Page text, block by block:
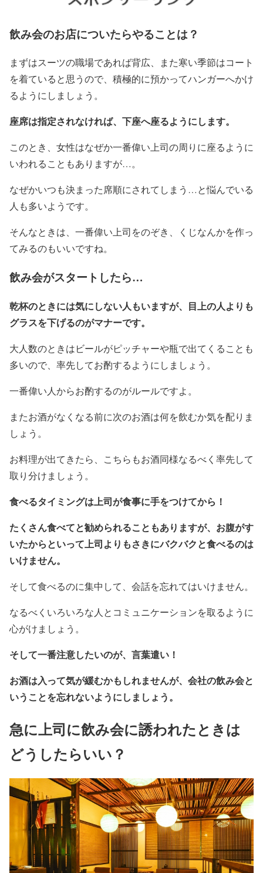
飲み会のお店についたらやることは？
まずはスーツの職場であれば背広、また寒い季節はコート
を着ていると思うので、積極的に預かってハンガーへかけ
るようにしましょう。
座席は指定されなければ、下座へ座るようにします。
このとき、女性はなぜか一番偉い上司の周りに座るように
いわれることもありますが…。
なぜかいつも決まった席順にされてしまう…と悩んでいる
人も多いようです。
そんなときは、一番偉い上司をのぞき、くじなんかを作っ
てみるのもいいですね。
飲み会がスタートしたら…
乾杯のときには気にしない人もいますが、目上の人よりも
グラスを下げるのがマナーです。
大人数のときはビールがピッチャーや瓶で出てくることも
多いので、率先してお酌するようにしましょう。
一番偉い人からお酌するのがルールですよ。
またお酒がなくなる前に次のお酒は何を飲むか気を配りま
しょう。
お料理が出てきたら、こちらもお酒同様なるべく率先して
取り分けましょう。
食べるタイミングは上司が食事に手をつけてから！
たくさん食べてと勧められることもありますが、お腹がす
いたからといって上司よりもさきにバクバクと食べるのは
いけません。
そして食べるのに集中して、会話を忘れてはいけません。
なるべくいろいろな人とコミュニケーションを取るように
心がけましょう。
そして一番注意したいのが、言葉遣い！
お酒は入って気が緩むかもしれませんが、会社の飲み会と
いうことを忘れないようにしましょう。
急に上司に飲み会に誘われたときは
どうしたらいい？